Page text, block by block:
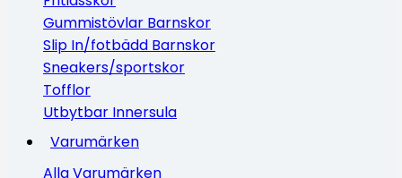
Gummistövlar Barnskor
Slip In/fotbädd Barnskor
Sneakers/sportskor
Tofflor
Utbytbar Innersula
Varumärken
Alla Varumärken